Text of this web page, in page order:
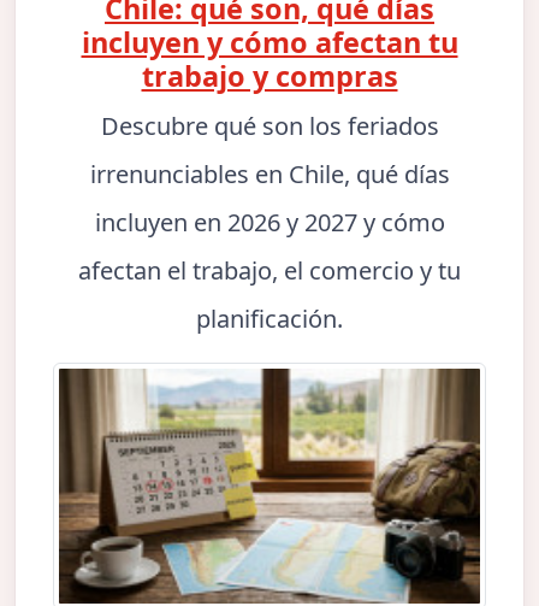
Chile: qué son, qué días
incluyen y cómo afectan tu
trabajo y compras
Descubre qué son los feriados
irrenunciables en Chile, qué días
incluyen en 2026 y 2027 y cómo
afectan el trabajo, el comercio y tu
planificación.